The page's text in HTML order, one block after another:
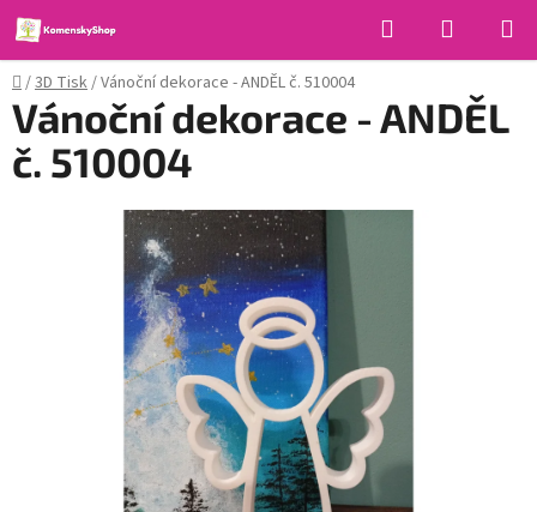
Přejít
na
obsah
Hledat
KOŠÍK
Domů
/3D Tisk/Vánoční dekorace - ANDĚL č. 510004
Vánoční dekorace - ANDĚL
č. 510004